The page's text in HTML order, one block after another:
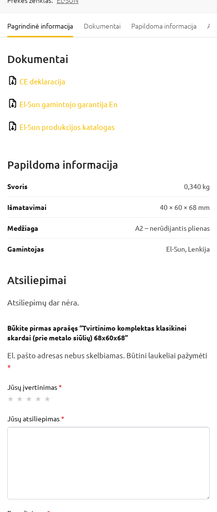
Pagrindinė informacija Dokumentai Papildoma informacija
Dokumentai
CE deklaracija
El-Sun gamintojo garantija En
El-Sun produkcijos katalogas
Papildoma informacija
Svoris 0,340 kg
Išmatavimai 40 × 60 × 68 mm
Medžiaga A2 – nerūdijantis plienas
Gamintojas El-Sun, Lenkija
Atsiliepimai
Atsiliepimų dar nėra.
Būkite pirmas aprašęs “Tvirtinimo komplektas klasikinei
skardai (prie metalo siūlių) 68x60x68”
El. pašto adresas nebus skelbiamas. Būtini laukeliai pažymėti
*
Jūsų įvertinimas*
Jūsų atsiliepimas*